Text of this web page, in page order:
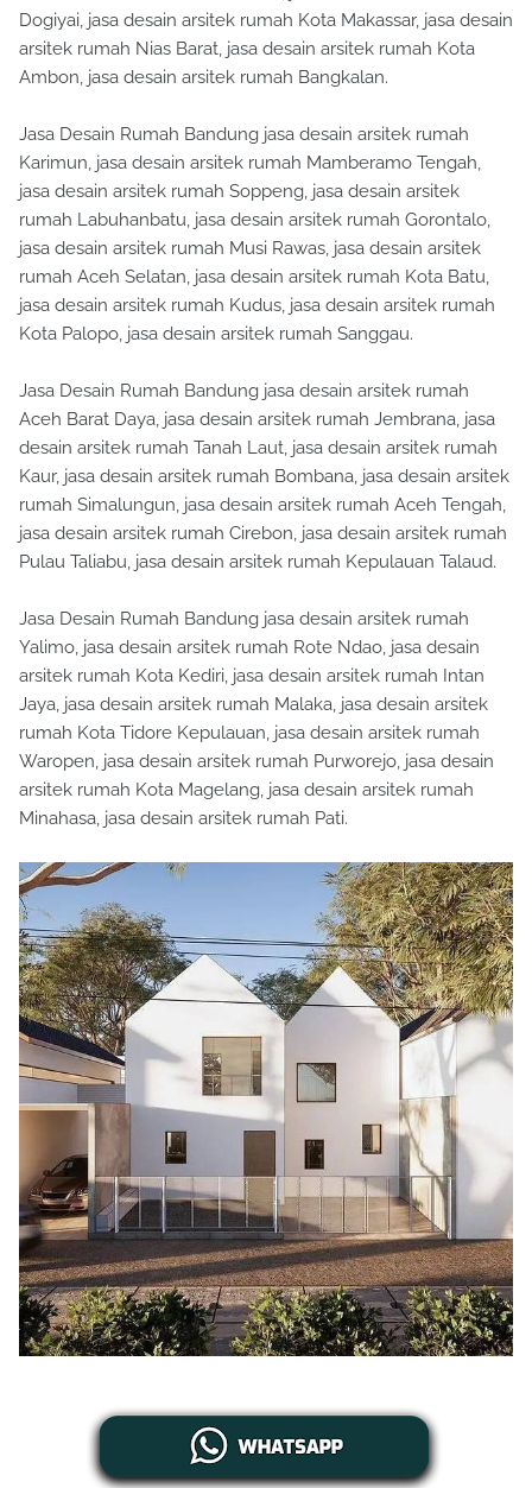
Dogiyai, jasa desain arsitek rumah Kota Makassar, jasa desain
arsitek rumah Nias Barat, jasa desain arsitek rumah Kota
Ambon, jasa desain arsitek rumah Bangkalan.
Jasa Desain Rumah Bandung jasa desain arsitek rumah
Karimun, jasa desain arsitek rumah Mamberamo Tengah,
jasa desain arsitek rumah Soppeng, jasa desain arsitek
rumah Labuhanbatu, jasa desain arsitek rumah Gorontalo,
jasa desain arsitek rumah Musi Rawas, jasa desain arsitek
rumah Aceh Selatan, jasa desain arsitek rumah Kota Batu,
jasa desain arsitek rumah Kudus, jasa desain arsitek rumah
Kota Palopo, jasa desain arsitek rumah Sanggau.
Jasa Desain Rumah Bandung jasa desain arsitek rumah
Aceh Barat Daya, jasa desain arsitek rumah Jembrana, jasa
desain arsitek rumah Tanah Laut, jasa desain arsitek rumah
Kaur, jasa desain arsitek rumah Bombana, jasa desain arsitek
rumah Simalungun, jasa desain arsitek rumah Aceh Tengah,
jasa desain arsitek rumah Cirebon, jasa desain arsitek rumah
Pulau Taliabu, jasa desain arsitek rumah Kepulauan Talaud.
Jasa Desain Rumah Bandung jasa desain arsitek rumah
Yalimo, jasa desain arsitek rumah Rote Ndao, jasa desain
arsitek rumah Kota Kediri, jasa desain arsitek rumah Intan
Jaya, jasa desain arsitek rumah Malaka, jasa desain arsitek
rumah Kota Tidore Kepulauan, jasa desain arsitek rumah
Waropen, jasa desain arsitek rumah Purworejo, jasa desain
arsitek rumah Kota Magelang, jasa desain arsitek rumah
Minahasa, jasa desain arsitek rumah Pati.